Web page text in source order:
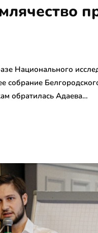
Национального
обратилась Адаева…